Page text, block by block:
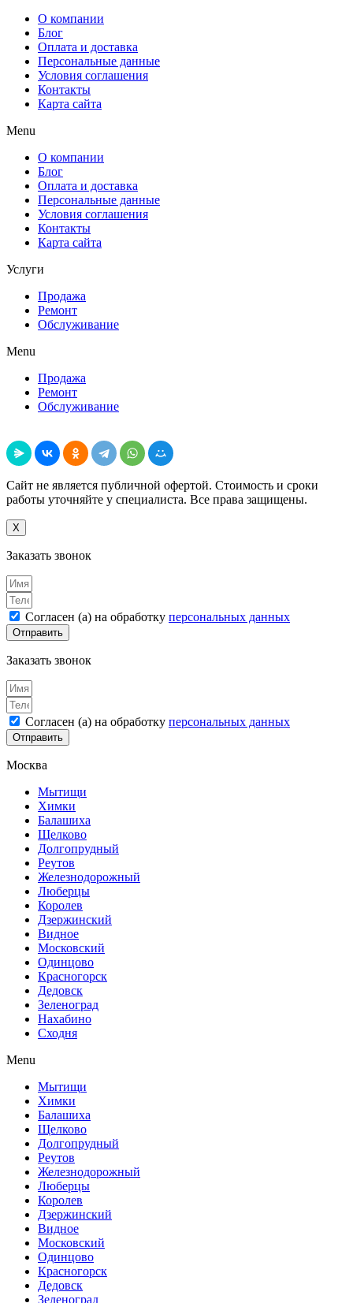
О компании
Блог
Оплата и доставка
Персональные данные
Условия соглашения
Контакты
Карта сайта
Menu
О компании
Блог
Оплата и доставка
Персональные данные
Условия соглашения
Контакты
Карта сайта
Услуги
Продажа
Ремонт
Обслуживание
Menu
Продажа
Ремонт
Обслуживание
Сайт не является публичной офертой. Стоимость и сроки
работы уточняйте у специалиста. Все права защищены.
X
Заказать звонок
Согласен (а) на обработку персональных данных
Отправить
Заказать звонок
Согласен (а) на обработку персональных данных
Отправить
Москва
Мытищи
Химки
Балашиха
Щелково
Долгопрудный
Реутов
Железнодорожный
Люберцы
Королев
Дзержинский
Видное
Московский
Одинцово
Красногорск
Дедовск
Зеленоград
Нахабино
Сходня
Menu
Мытищи
Химки
Балашиха
Щелково
Долгопрудный
Реутов
Железнодорожный
Люберцы
Королев
Дзержинский
Видное
Московский
Одинцово
Красногорск
Дедовск
Зеленоград